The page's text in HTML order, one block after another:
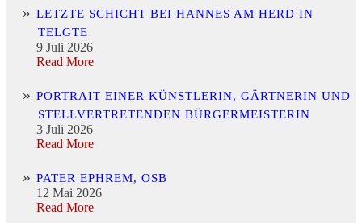
LETZTE SCHICHT BEI HANNES AM HERD IN
TELGTE
9 Juli 2026
Read More
PORTRAIT EINER KÜNSTLERIN, GÄRTNERIN UND
STELLVERTRETENDEN BÜRGERMEISTERIN
3 Juli 2026
Read More
PATER EPHREM, OSB
12 Mai 2026
Read More